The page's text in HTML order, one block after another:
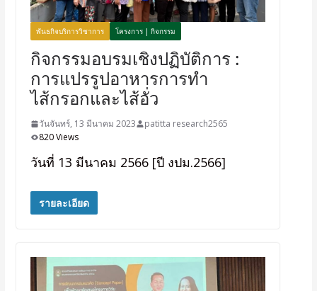
พันธกิจบริการวิชาการ โครงการ | กิจกรรม
กิจกรรมอบรมเชิงปฏิบัติการ :
การแปรรูปอาหารการทำ
ไส้กรอกและไส้อั่ว
วันจันทร์, 13 มีนาคม 2023
patitta research2565
820 Views
วันที่ 13 มีนาคม 2566 [ปี งปม.2566]
รายละเอียด